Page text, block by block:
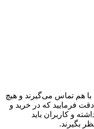
هم تماس می‌گیرند و هیچ
فرمایید که در خرید و
و کاربران باید
بگیرند.